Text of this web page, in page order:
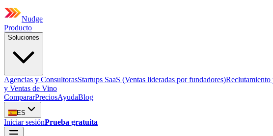
Nudge
Producto
Soluciones
Agencias y ConsultorasStartups SaaS (Ventas lideradas por fundadores)
y Ventas de Vino
CompararPreciosAyudaBlog
ES
Iniciar sesiónPrueba gratuita